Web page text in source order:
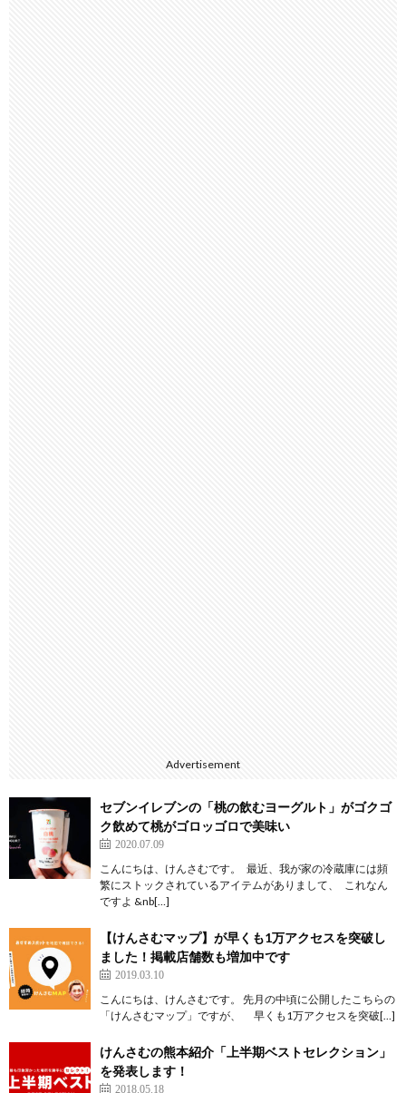
Advertisement
セブンイレブンの「桃の飲むヨーグルト」がゴクゴ
ク飲めて桃がゴロッゴロで美味い
2020.07.09
こんにちは、けんさむです。 最近、我が家の冷蔵庫には頻
繁にストックされているアイテムがありまして、 これなん
ですよ &nb[…]
【けんさむマップ】が早くも1万アクセスを突破し
ました！掲載店舗数も増加中です
2019.03.10
こんにちは、けんさむです。 先月の中頃に公開したこちらの
「けんさむマップ」ですが、 早くも1万アクセスを突破[…]
けんさむの熊本紹介「上半期ベストセレクション」
を発表します！
2018.05.18